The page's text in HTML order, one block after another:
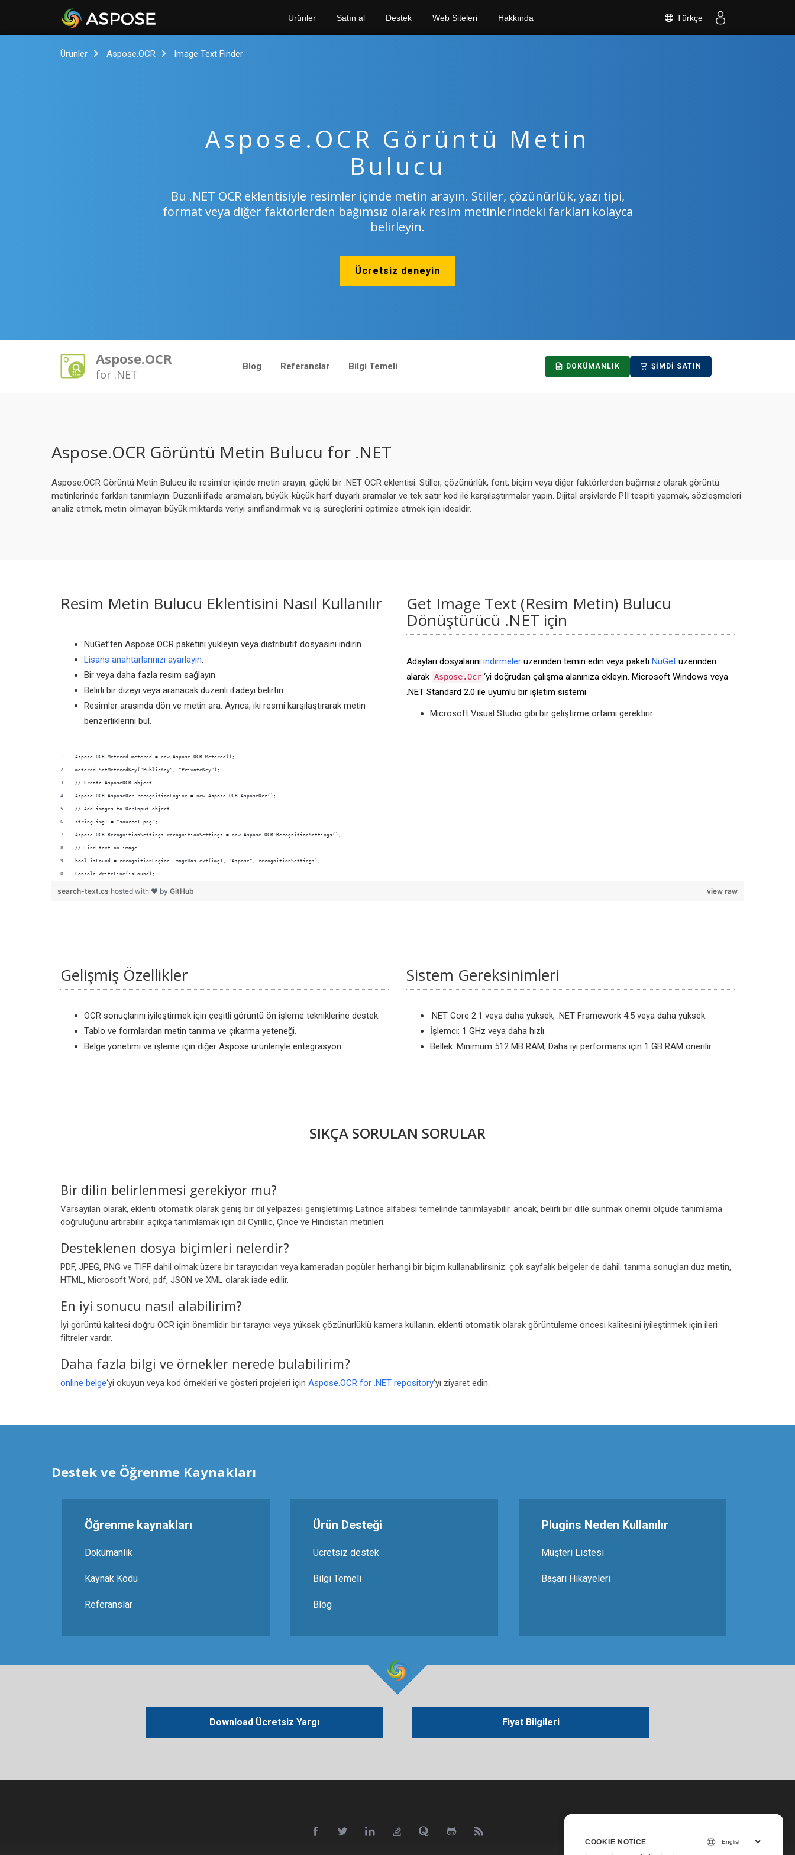
Türkçe
Ürünler Satın al Destek Web Siteleri Hakkında
Ürünler Aspose.OCR Image Text Finder
Aspose.OCR Görüntü Metin
Bulucu
Bu .NET OCR eklentisiyle resimler içinde metin arayın. Stiller, çözünürlük, yazı tipi,
format veya diğer faktörlerden bağımsız olarak resim metinlerindeki farkları kolayca
belirleyin.
Ücretsiz deneyin
Aspose.OCR
for .NET
Blog Referanslar Bilgi Temeli DOKÜMANLIK ŞIMDI SATIN
Aspose.OCR Görüntü Metin Bulucu for .NET
Aspose.OCR Görüntü Metin Bulucu ile resimler içinde metin arayın, güçlü bir .NET OCR eklentisi. Stiller, çözünürlük, font, biçim veya diğer faktörlerden bağımsız olarak görüntü
metinlerinde farkları tanımlayın. Düzenli ifade aramaları, büyük-küçük harf duyarlı aramalar ve tek satır kod ile karşılaştırmalar yapın. Dijital arşivlerde PII tespiti yapmak, sözleşmeleri
analiz etmek, metin olmayan büyük miktarda veriyi sınıflandırmak ve iş süreçlerini optimize etmek için idealdir.
Resim Metin Bulucu Eklentisini Nasıl Kullanılır
NuGet’ten Aspose.OCR paketini yükleyin veya distribütif dosyasını indirin.
Lisans anahtarlarınızı ayarlayın.
Bir veya daha fazla resim sağlayın.
Belirli bir dizeyi veya aranacak düzenli ifadeyi belirtin.
Resimler arasında dön ve metin ara. Ayrıca, iki resmi karşılaştırarak metin
benzerliklerini bul.
Get Image Text (Resim Metin) Bulucu
Dönüştürücü .NET için
Adayları dosyalarını indirmeler üzerinden temin edin veya paketi NuGet üzerinden
alarak Aspose.Ocr ‘yi doğrudan çalışma alanınıza ekleyin. Microsoft Windows veya
.NET Standard 2.0 ile uyumlu bir işletim sistemi
Microsoft Visual Studio gibi bir geliştirme ortamı gerektirir.
Aspose.OCR.Metered metered = new Aspose.OCR.Metered();
metered.SetMeteredKey("PublicKey", "PrivateKey");
// Create AsposeOCR object
Aspose.OCR.AsposeOcr recognitionEngine = new Aspose.OCR.AsposeOcr();
// Add images to OcrInput object
string img1 = "source1.png";
Aspose.OCR.RecognitionSettings recognitionSettings = new Aspose.OCR.RecognitionSettings();
// Find text on image
bool isFound = recognitionEngine.ImageHasText(img1, "Aspose", recognitionSettings);
Console.WriteLine(isFound);
view raw
search-text.cs hosted with ❤ by GitHub
Gelişmiş Özellikler
OCR sonuçlarını iyileştirmek için çeşitli görüntü ön işleme tekniklerine destek.
Tablo ve formlardan metin tanıma ve çıkarma yeteneği.
Belge yönetimi ve işleme için diğer Aspose ürünleriyle entegrasyon.
Sistem Gereksinimleri
.NET Core 2.1 veya daha yüksek, .NET Framework 4.5 veya daha yüksek.
İşlemci: 1 GHz veya daha hızlı.
Bellek: Minimum 512 MB RAM; Daha iyi performans için 1 GB RAM önerilir.
SIKÇA SORULAN SORULAR
Bir dilin belirlenmesi gerekiyor mu?
Varsayılan olarak, eklenti otomatik olarak geniş bir dil yelpazesi genişletilmiş Latince alfabesi temelinde tanımlayabilir. ancak, belirli bir dille sunmak önemli ölçüde tanımlama
doğruluğunu artırabilir. açıkça tanımlamak için dil Cyrillic, Çince ve Hindistan metinleri.
Desteklenen dosya biçimleri nelerdir?
PDF, JPEG, PNG ve TIFF dahil olmak üzere bir tarayıcıdan veya kameradan popüler herhangi bir biçim kullanabilirsiniz. çok sayfalık belgeler de dahil. tanıma sonuçları düz metin,
HTML, Microsoft Word, pdf, JSON ve XML olarak iade edilir.
En iyi sonucu nasıl alabilirim?
İyi görüntü kalitesi doğru OCR için önemlidir. bir tarayıcı veya yüksek çözünürlüklü kamera kullanın. eklenti otomatik olarak görüntüleme öncesi kalitesini iyileştirmek için ileri
filtreler vardır.
Daha fazla bilgi ve örnekler nerede bulabilirim?
online belge‘yi okuyun veya kod örnekleri ve gösteri projeleri için Aspose.OCR for .NET repository‘yı ziyaret edin.
Destek ve Öğrenme Kaynakları
Öğrenme kaynakları
Dokümanlık
Kaynak Kodu
Referanslar
Ürün Desteği
Ücretsiz destek
Bilgi Temeli
Blog
Plugins Neden Kullanılır
Müşteri Listesi
Başarı Hikayeleri
Download Ücretsiz Yargı Fiyat Bilgileri
COOKIE NOTICE